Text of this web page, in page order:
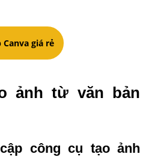
Canva giá rẻ
ảnh từ văn bản
công cụ tạo ảnh